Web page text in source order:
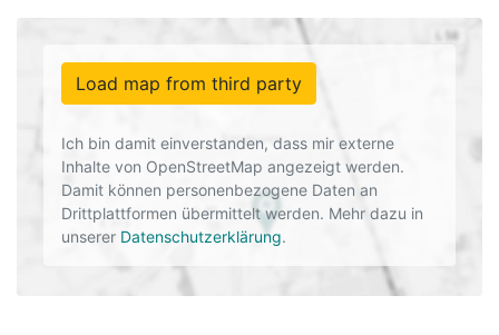
Load map from third party
Ich bin damit einverstanden, dass mir externe
Inhalte von OpenStreetMap angezeigt werden.
Damit können personenbezogene Daten an
Drittplattformen übermittelt werden. Mehr dazu in
unserer Datenschutzerklärung.